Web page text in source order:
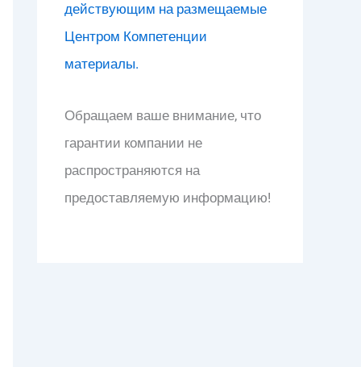
действующим на размещаемые
Центром Компетенции
материалы.
Обращаем ваше внимание, что
гарантии компании не
распространяются на
предоставляемую информацию!